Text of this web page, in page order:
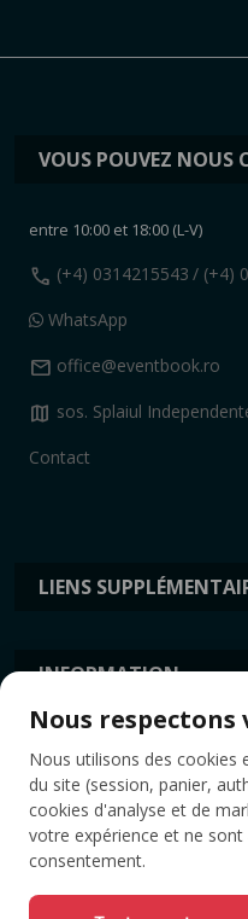
LIENS
INFORMATION
VOUS POUVEZ NOUS
entre 10:00 et 18:00 (L-V)
call (+4) 0314215543 / (+4)
WhatsApp
mail office@eventbook.ro
map sos. Splaiul
Contact
ÉTIQUETTES
Nous
Nous utilisons des cookies
du site (session, panier,
cookies d'analyse et de
votre expérience et ne
consentement.